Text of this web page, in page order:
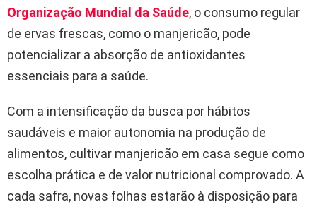
Organização Mundial da Saúde, o consumo regular
de ervas frescas, como o manjericão, pode
potencializar a absorção de antioxidantes
essenciais para a saúde.
Com a intensificação da busca por hábitos
saudáveis e maior autonomia na produção de
alimentos, cultivar manjericão em casa segue como
escolha prática e de valor nutricional comprovado. A
cada safra, novas folhas estarão à disposição para